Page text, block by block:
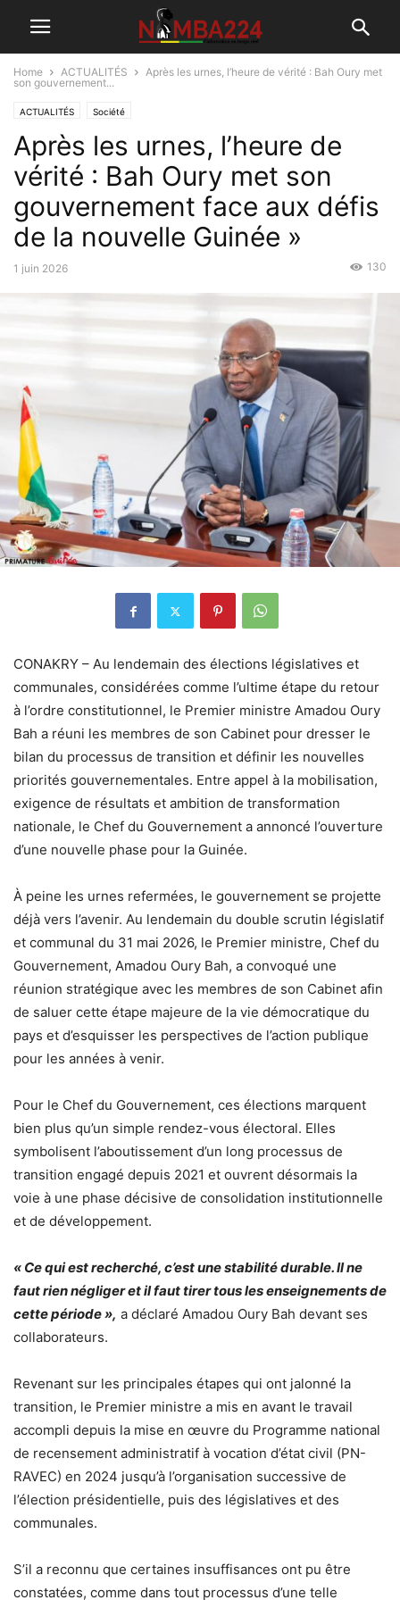
Home ACTUALITÉS
Après les urnes, l’heure de vérité : Bah Oury met
son gouvernement...
ACTUALITÉS Société
Après les urnes, l’heure de
vérité : Bah Oury met son
gouvernement face aux défis
de la nouvelle Guinée »
1 juin 2026 130
CONAKRY – Au lendemain des élections législatives et
communales, considérées comme l’ultime étape du retour
à l’ordre constitutionnel, le Premier ministre Amadou Oury
Bah a réuni les membres de son Cabinet pour dresser le
bilan du processus de transition et définir les nouvelles
priorités gouvernementales. Entre appel à la mobilisation,
exigence de résultats et ambition de transformation
nationale, le Chef du Gouvernement a annoncé l’ouverture
d’une nouvelle phase pour la Guinée.
À peine les urnes refermées, le gouvernement se projette
déjà vers l’avenir. Au lendemain du double scrutin législatif
et communal du 31 mai 2026, le Premier ministre, Chef du
Gouvernement, Amadou Oury Bah, a convoqué une
réunion stratégique avec les membres de son Cabinet afin
de saluer cette étape majeure de la vie démocratique du
pays et d’esquisser les perspectives de l’action publique
pour les années à venir.
Pour le Chef du Gouvernement, ces élections marquent
bien plus qu’un simple rendez-vous électoral. Elles
symbolisent l’aboutissement d’un long processus de
transition engagé depuis 2021 et ouvrent désormais la
voie à une phase décisive de consolidation institutionnelle
et de développement.
« Ce qui est recherché, c’est une stabilité durable. Il ne
faut rien négliger et il faut tirer tous les enseignements de
cette période », a déclaré Amadou Oury Bah devant ses
collaborateurs.
Revenant sur les principales étapes qui ont jalonné la
transition, le Premier ministre a mis en avant le travail
accompli depuis la mise en œuvre du Programme national
de recensement administratif à vocation d’état civil (PN-
RAVEC) en 2024 jusqu’à l’organisation successive de
l’élection présidentielle, puis des législatives et des
communales.
S’il a reconnu que certaines insuffisances ont pu être
constatées, comme dans tout processus d’une telle